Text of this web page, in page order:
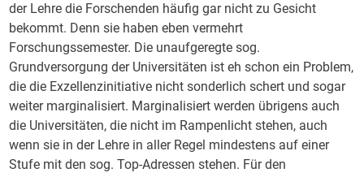
der Lehre die Forschenden häufig gar nicht zu Gesicht
bekommt. Denn sie haben eben vermehrt
Forschungssemester. Die unaufgeregte sog.
Grundversorgung der Universitäten ist eh schon ein Problem,
die die Exzellenzinitiative nicht sonderlich schert und sogar
weiter marginalisiert. Marginalisiert werden übrigens auch
die Universitäten, die nicht im Rampenlicht stehen, auch
wenn sie in der Lehre in aller Regel mindestens auf einer
Stufe mit den sog. Top-Adressen stehen. Für den